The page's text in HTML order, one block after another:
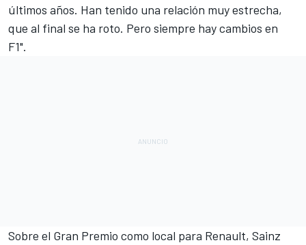
últimos años. Han tenido una relación muy estrecha,
que al final se ha roto. Pero siempre hay cambios en
F1".
Sobre el Gran Premio como local para Renault, Sainz